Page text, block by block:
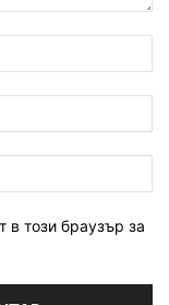
в този браузър за